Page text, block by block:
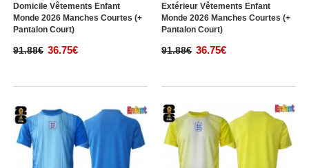
Domicile Vêtements Enfant
Monde 2026 Manches Courtes (+
Pantalon Court)
91.88€ 36.75€
Extérieur Vêtements Enfant
Monde 2026 Manches Courtes (+
Pantalon Court)
91.88€ 36.75€